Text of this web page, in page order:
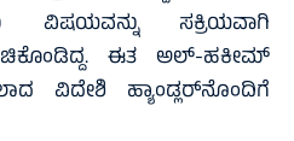
ವಿಷಯವನ್ನು ಸಕ್ರಿಯವಾಗಿ
ಈತ ಅಲ್-ಹಕೀಮ್
ವಿದೇಶಿ ಹ್ಯಾಂಡ್ಲರ್‌ನೊಂದಿಗೆ